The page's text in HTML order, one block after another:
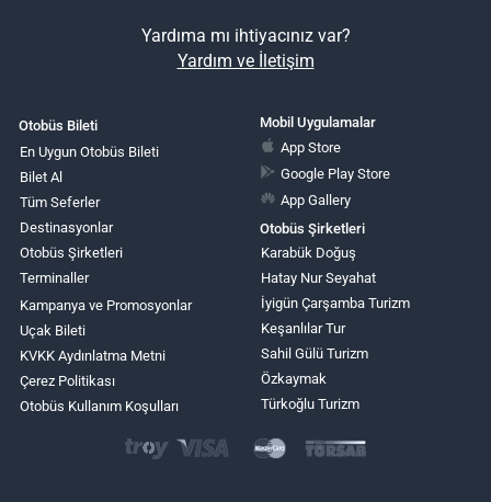
Yardıma mı ihtiyacınız var?
Yardım ve İletişim
Otobüs Bileti
En Uygun Otobüs Bileti
Bilet Al
Tüm Seferler
Destinasyonlar
Otobüs Şirketleri
Terminaller
Kampanya ve Promosyonlar
Uçak Bileti
KVKK Aydınlatma Metni
Çerez Politikası
Otobüs Kullanım Koşulları
Mobil Uygulamalar
App Store
Google Play Store
App Gallery
Otobüs Şirketleri
Karabük Doğuş
Hatay Nur Seyahat
İyigün Çarşamba Turizm
Keşanlılar Tur
Sahil Gülü Turizm
Özkaymak
Türkoğlu Turizm